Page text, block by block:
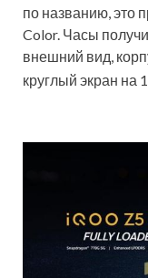
по названию, это
Color. Часы
внешний вид,
круглый экран на